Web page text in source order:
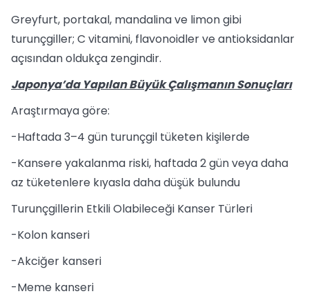
Greyfurt, portakal, mandalina ve limon gibi
turunçgiller; C vitamini, flavonoidler ve antioksidanlar
açısından oldukça zengindir.
Japonya’da Yapılan Büyük Çalışmanın Sonuçları
Araştırmaya göre:
-Haftada 3–4 gün turunçgil tüketen kişilerde
-Kansere yakalanma riski, haftada 2 gün veya daha
az tüketenlere kıyasla daha düşük bulundu
Turunçgillerin Etkili Olabileceği Kanser Türleri
-Kolon kanseri
-Akciğer kanseri
-Meme kanseri